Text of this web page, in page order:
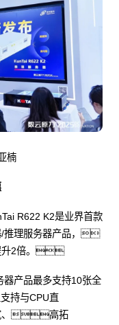
楠
R622 K2是业界首款
/推理服务器产品，
升2倍。
器产品最多支持10张全
持与CPU直
、高拓